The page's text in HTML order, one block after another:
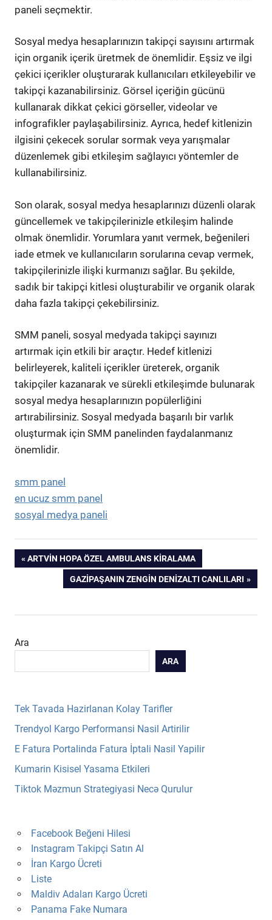
paneli seçmektir.
Sosyal medya hesaplarınızın takipçi sayısını artırmak
için organik içerik üretmek de önemlidir. Eşsiz ve ilgi
çekici içerikler oluşturarak kullanıcıları etkileyebilir ve
takipçi kazanabilirsiniz. Görsel içeriğin gücünü
kullanarak dikkat çekici görseller, videolar ve
infografikler paylaşabilirsiniz. Ayrıca, hedef kitlenizin
ilgisini çekecek sorular sormak veya yarışmalar
düzenlemek gibi etkileşim sağlayıcı yöntemler de
kullanabilirsiniz.
Son olarak, sosyal medya hesaplarınızı düzenli olarak
güncellemek ve takipçilerinizle etkileşim halinde
olmak önemlidir. Yorumlara yanıt vermek, beğenileri
iade etmek ve kullanıcıların sorularına cevap vermek,
takipçilerinizle ilişki kurmanızı sağlar. Bu şekilde,
sadık bir takipçi kitlesi oluşturabilir ve organik olarak
daha fazla takipçi çekebilirsiniz.
SMM paneli, sosyal medyada takipçi sayınızı
artırmak için etkili bir araçtır. Hedef kitlenizi
belirleyerek, kaliteli içerikler üreterek, organik
takipçiler kazanarak ve sürekli etkileşimde bulunarak
sosyal medya hesaplarınızın popülerliğini
artırabilirsiniz. Sosyal medyada başarılı bir varlık
oluşturmak için SMM panelinden faydalanmanız
önemlidir.
smm panel
en ucuz smm panel
sosyal medya paneli
Yazı
gezinmesi
PREVIOUS
ARTVIN HOPA ÖZEL AMBULANS KIRALAMA
NEXT
POST:
GAZIPAŞANIN ZENGIN DENIZALTI CANLILARI
Ara
ARA
Tek Tavada Hazirlanan Kolay Tarifler
Trendyol Kargo Performansi Nasil Artirilir
E Fatura Portalinda Fatura İptali Nasil Yapilir
Kumarin Kisisel Yasama Etkileri
Tiktok Məzmun Strategiyasi Necə Qurulur
Facebook Beğeni Hilesi
Instagram Takipçi Satın Al
İran Kargo Ücreti
Liste
Maldiv Adaları Kargo Ücreti
Panama Fake Numara